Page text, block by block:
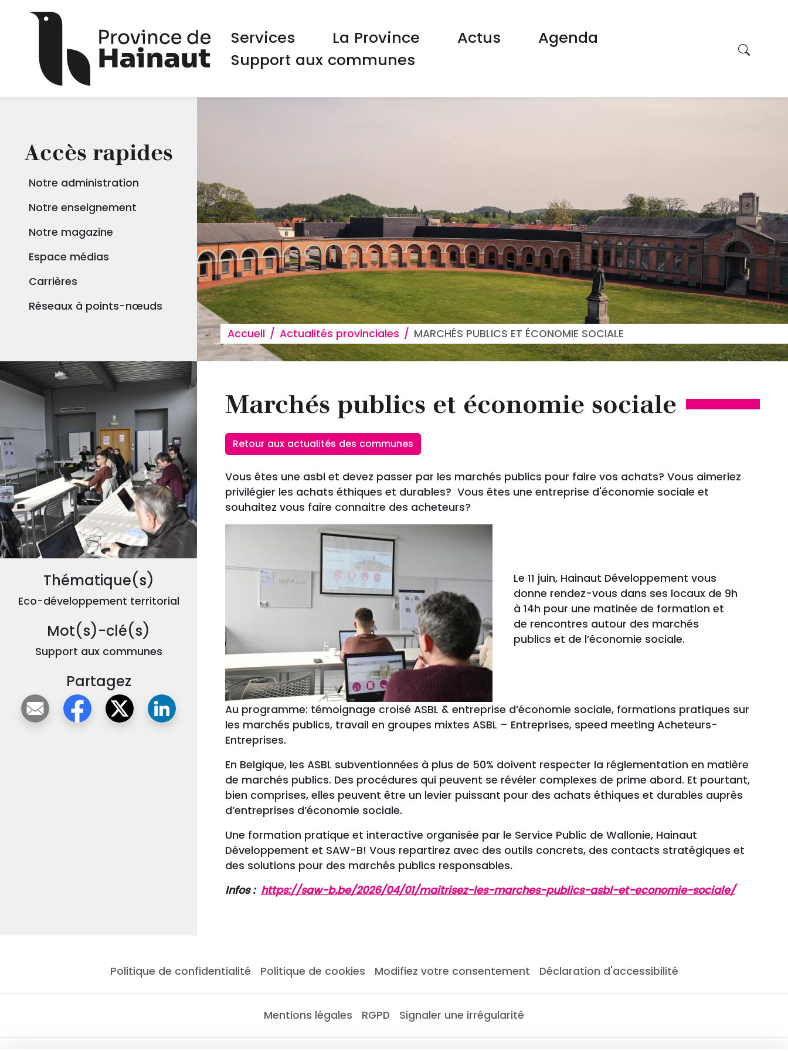
Navigation principale
Services La Province Actus
Agenda
Support aux communes
Accès rapides
Notre administration
Notre enseignement
Notre magazine
Espace médias
Carrières
Réseaux à points-nœuds
Fil d'Ariane
Accueil Actualités provinciales MARCHÉS PUBLICS ET ÉCONOMIE SOCIALE
Thématique(s)
Eco-développement territorial
Mot(s)-clé(s)
Support aux communes
Partagez
Marchés publics et économie sociale
Retour aux actualités des communes
Vous êtes une asbl et devez passer par les marchés publics pour faire vos achats? Vous aimeriez
privilégier les achats éthiques et durables? Vous êtes une entreprise d'économie sociale et
souhaitez vous faire connaitre des acheteurs?
Le 11 juin, Hainaut Développement vous
donne rendez-vous dans ses locaux de 9h
à 14h pour une matinée de formation et
de rencontres autour des marchés
publics et de l’économie sociale.
Au programme: témoignage croisé ASBL & entreprise d’économie sociale, formations pratiques sur
les marchés publics, travail en groupes mixtes ASBL – Entreprises, speed meeting Acheteurs-
Entreprises.
En Belgique, les ASBL subventionnées à plus de 50% doivent respecter la réglementation en matière
de marchés publics. Des procédures qui peuvent se révéler complexes de prime abord. Et pourtant,
bien comprises, elles peuvent être un levier puissant pour des achats éthiques et durables auprès
d’entreprises d’économie sociale.
Une formation pratique et interactive organisée par le Service Public de Wallonie, Hainaut
Développement et SAW-B! Vous repartirez avec des outils concrets, des contacts stratégiques et
des solutions pour des marchés publics responsables.
Infos : https://saw-b.be/2026/04/01/maitrisez-les-marches-publics-asbl-et-economie-sociale/
Politique de confidentialité Politique de cookies Modifiez votre consentement Déclaration d'accessibilité
Mentions légales RGPD Signaler une irrégularité